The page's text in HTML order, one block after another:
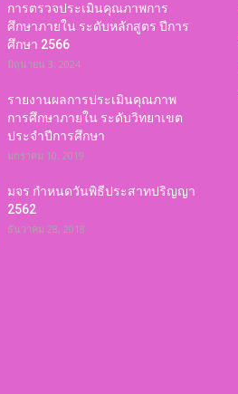
การตรวจประเมินคุณภาพการ
ศึกษาภายใน ระดับหลักสูตร ปีการ
ศึกษา 2566
มิถุนายน 3, 2024
รายงานผลการประเมินคุณภาพ
การศึกษาภายใน ระดับวิทยาเขต
ประจำปีการศึกษา
มกราคม 10, 2019
มจร กำหนดวันพิธีประสาทปริญญา
2562
ธันวาคม 28, 2018